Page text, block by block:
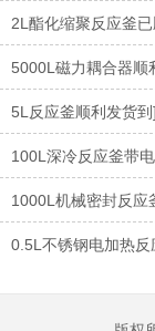
2L酯化缩聚反应釜
5000L磁力耦合器顺
5L反应釜顺利发货
100L深冷反应釜带
1000L机械密封反应
0.5L不锈钢电加热